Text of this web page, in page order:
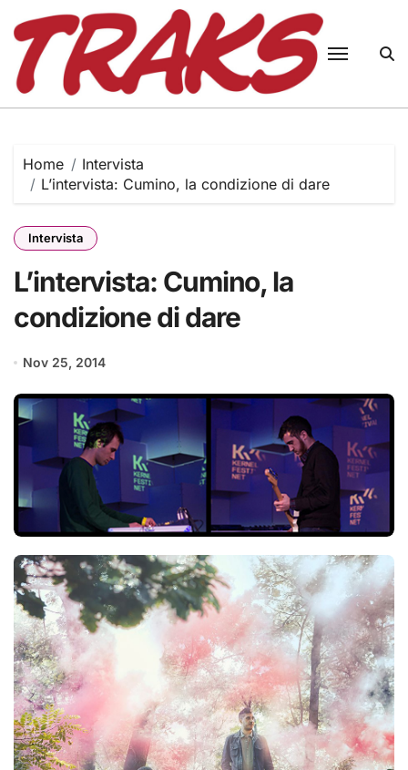
content
Home
Intervista
L’intervista: Cumino, la condizione di dare
Intervista
L’intervista: Cumino, la
condizione di dare
Nov 25, 2014